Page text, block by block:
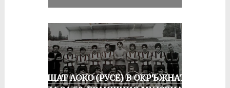
ПРАЩАТ ЛОКО (РУСЕ) В ОКРЪЖНАТА